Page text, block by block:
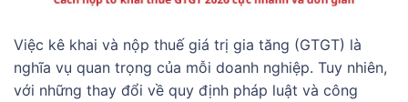
Việc kê khai và nộp thuế giá trị gia tăng (GTGT) là
nghĩa vụ quan trọng của mỗi doanh nghiệp. Tuy nhiên,
với những thay đổi về quy định pháp luật và công